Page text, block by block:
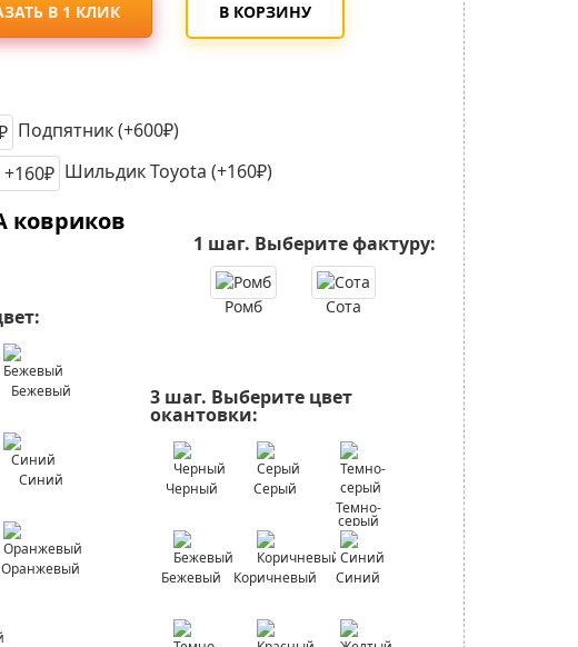
В 1 КЛИК В КОРЗИНУ
Подпятник (+600₽)
Шильдик Toyota (+160₽)
ковриков
1 шаг. Выберите фактуру:
Ромб Сота
Бежевый
Синий
Оранжевый
3 шаг. Выберите цвет
окантовки:
Черный
Серый
Темно-
серый
Бежевый Коричневый Синий